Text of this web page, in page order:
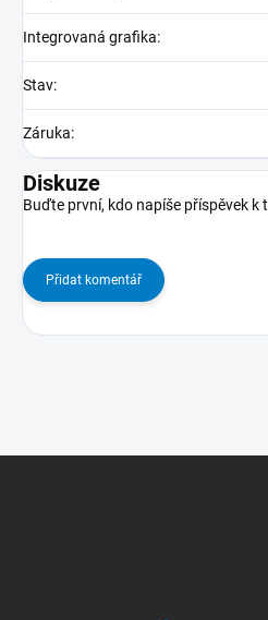
Integrovaná grafika:
Stav:
Záruka:
Diskuze
Buďte první, kdo napíše příspěvek k
Přidat komentář